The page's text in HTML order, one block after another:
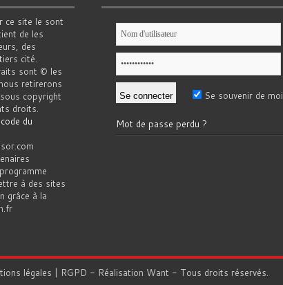
ce site le sont
de les
des
cité.
sont © les
retirerons
copyright
droits.
du
à des sites
grâce à la
Se souvenir de moi
Mot de passe perdu ?
légales | RGPD - Réalisation Want - Tous droits réservés.